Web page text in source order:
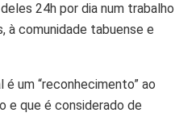
24h por dia num trabalho
à comunidade tabuense e
é um “reconhecimento” ao
e que é considerado de